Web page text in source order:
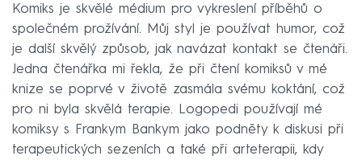
Komiks je skvělé médium pro vykreslení příběhů o
společném prožívání. Můj styl je používat humor, což
je další skvělý způsob, jak navázat kontakt se čtenáři.
Jedna čtenářka mi řekla, že při čtení komiksů v mé
knize se poprvé v životě zasmála svému koktání, což
pro ni byla skvělá terapie. Logopedi používají mé
komiksy s Frankym Bankym jako podněty k diskusi při
terapeutických sezeních a také při arteterapii, kdy